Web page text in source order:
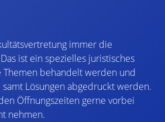
immer die
ist ein spezielles juristisches
Themen behandelt werden und
Lösungen abgedruckt werden.
Öffnungszeiten gerne vorbei
nehmen.